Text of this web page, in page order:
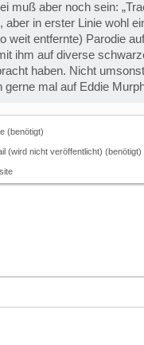
muß aber noch sein:
aber in erster Linie wohl
weit entfernte) Parodie
ihm auf diverse
haben. Nicht
gerne mal auf Eddie
(benötigt)
(wird nicht veröffentlicht) (benötigt)